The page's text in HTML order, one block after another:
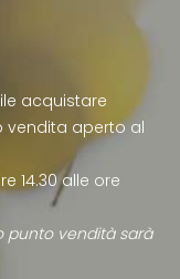
acquistare
vendita aperto al
14.30 alle ore
punto vendità sarà